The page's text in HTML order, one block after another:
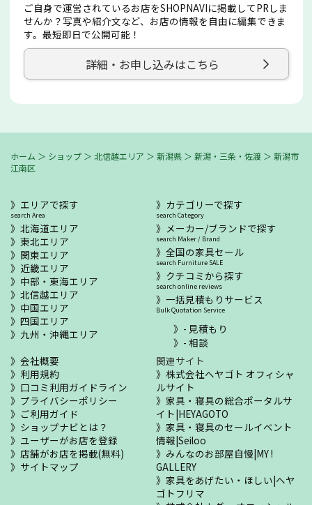
ご自身で運営されているお店をSHOPNAVIに掲載してPRしま
せんか？写真や紹介文など、お店の情報を自由に編集できま
す。最短即日で公開可能！
詳細・お申し込みはこちら
ホーム ＞ ショップ ＞ 北信越エリア ＞ 新潟県 ＞ 新潟・三条・佐渡 ＞ 新潟市
江南区
エリアで探す
search Area
北海道エリア
東北エリア
関東エリア
近畿エリア
中部・東海エリア
北信越エリア
中国エリア
四国エリア
九州・沖縄エリア
カテゴリーで探す
search Category
メーカー/ブランドで探す
search Maker / Brand
全国の家具セール
search Furniture SALE
クチコミから探す
search online reviews
一括見積もりサービス
Bulk Quotation Service
- 見積もり
- 相談
会社概要
利用規約
口コミ利用ガイドライン
プライバシーポリシー
ご利用ガイド
ショップナビとは？
ユーザーがお店を登録
店舗がお店を掲載(無料)
サイトマップ
関連サイト
株式会社ヘヤゴト オフィシャ
ルサイト
家具・寝具の総合ポータルサ
イト|HEYAGOTO
家具・寝具のセールイベント
情報|Seiloo
みんなのお部屋自慢|MY !
GALLERY
家具をあげたい・ほしい|ヘヤ
ゴトフリマ